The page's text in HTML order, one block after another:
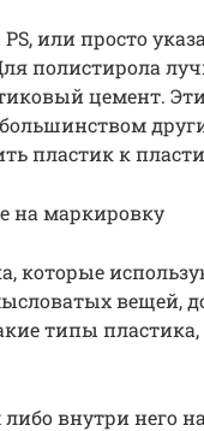
или просто
полистирола
цемент.
пластик к
на маркировку
которые
вещей,
типы пластика,
внутри него